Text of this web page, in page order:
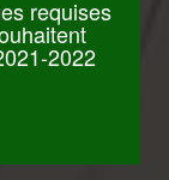
requises
2022